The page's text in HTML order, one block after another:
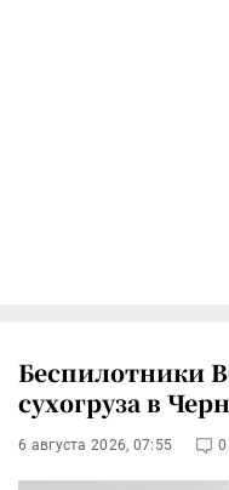
Беспилотники
сухогруза в
6 августа 2026, 07:55 0